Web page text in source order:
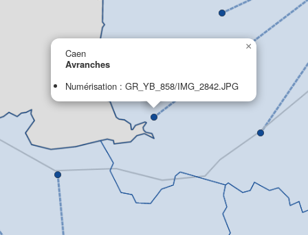
Caen
Avranches
Numérisation : GR_YB_858/IMG_2842.JPG
×